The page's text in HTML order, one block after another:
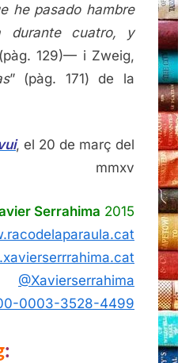
he pasado hambre
durante cuatro, y
129)— i Zweig,
” (pàg. 171) de la
, el 20 de març del
mmxv
Serrahima 2015
@Xavierserrahima
0003-3528-4499
: